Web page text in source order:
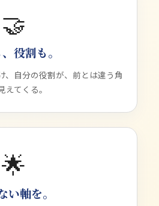
🤝
役割も。
、自分の役割が、前とは違う角
えてくる。
🌟
い軸を。